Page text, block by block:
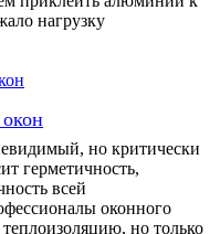
нагрузку
но критически
герметичность,
всей
оконного
но только